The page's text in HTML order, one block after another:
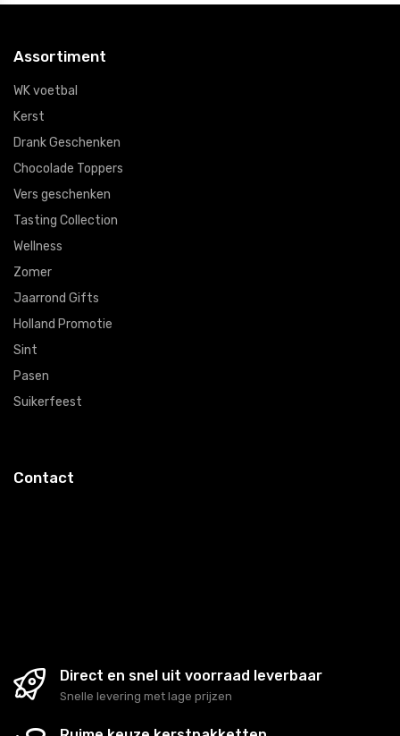
Assortiment
WK voetbal
Kerst
Drank Geschenken
Chocolade Toppers
Vers geschenken
Tasting Collection
Wellness
Zomer
Jaarrond Gifts
Holland Promotie
Sint
Pasen
Suikerfeest
Contact
Direct en snel uit voorraad leverbaar
Snelle levering met lage prijzen